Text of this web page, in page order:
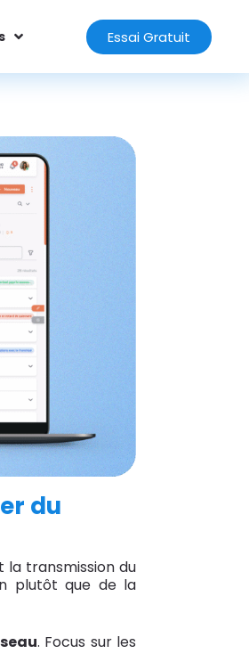
Essai Gratuit
du
transmission du
plutôt que de la
. Focus sur les